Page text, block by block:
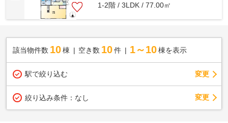
1-2階 / 3LDK / 77.00㎡
該当物件数 10棟 空き数 10 件 1～10 棟を表示
駅で絞り込む 変更
絞り込み条件： なし 変更